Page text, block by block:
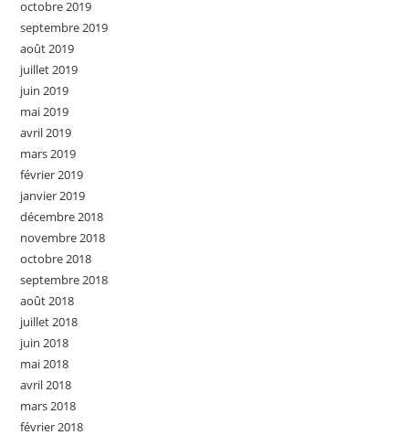
octobre 2019
septembre 2019
août 2019
juillet 2019
juin 2019
mai 2019
avril 2019
mars 2019
février 2019
janvier 2019
décembre 2018
novembre 2018
octobre 2018
septembre 2018
août 2018
juillet 2018
juin 2018
mai 2018
avril 2018
mars 2018
février 2018